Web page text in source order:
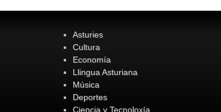
Asturies
Cultura
Economía
Llingua Asturiana
Música
Deportes
Ciencia y Tecnoloxía